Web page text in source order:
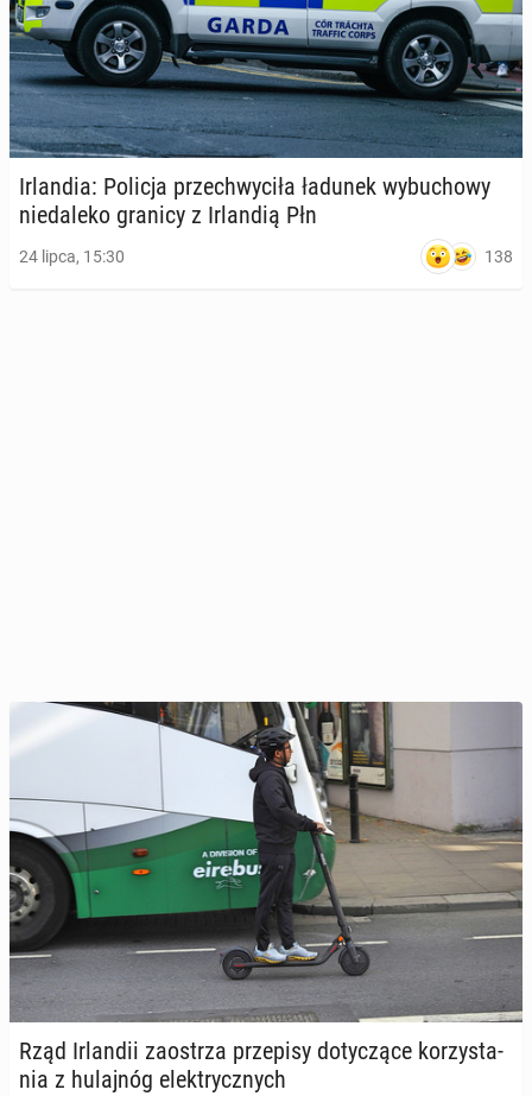
Ir­lan­dia: Policja prze­chwy­ci­ła ładunek wy­bu­cho­wy
nie­da­le­ko granicy z Ir­lan­dią Płn
24 lipca, 15:30 138
Rząd Ir­lan­dii za­ostrza prze­pi­sy do­ty­czą­ce ko­rzy­sta­
nia z hu­laj­nóg elek­trycz­nych